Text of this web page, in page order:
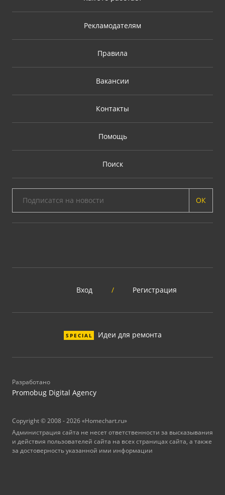
Рекламодателям
Правила
Вакансии
Контакты
Помощь
Поиск
ОК
Вход / Регистрация
SPECIAL Идеи для ремонта
Разработано
Promobug Digital Agency
Copyright © 2008 - 2026 «Homechart.ru»
Администрация сайта не несет ответственности за высказывания
и действия пользователей сайта на всех страницах сайта, а также
за достоверность указанной ими информации